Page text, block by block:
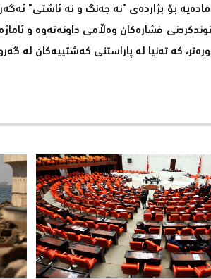
بۆ بژاردەی "نە جەنگ و نە ئاشتی" ئەگەر
توندکردنی فشارەکان وەڵامی داونەتەوە و
کە تەنیا لە پاراستنی کەشتییەکان لە